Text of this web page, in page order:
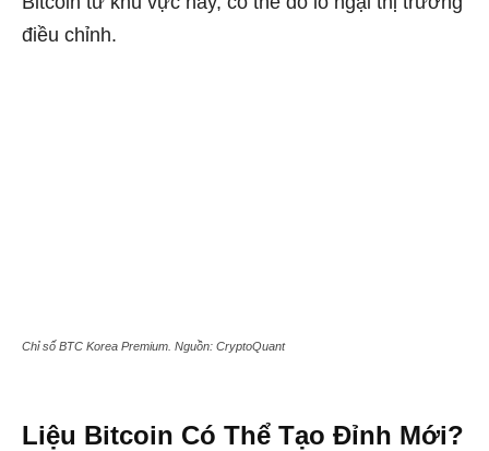
điều chỉnh.
Chỉ số BTC Korea Premium. Nguồn: CryptoQuant
Liệu Bitcoin Có Thể Tạo Đỉnh Mới?